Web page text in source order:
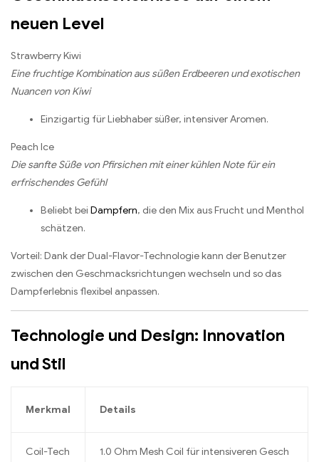
neuen Level
Strawberry Kiwi
Eine fruchtige Kombination aus süßen Erdbeeren und exotischen
Nuancen von Kiwi
Einzigartig für Liebhaber süßer, intensiver Aromen.
Peach Ice
Die sanfte Süße von Pfirsichen mit einer kühlen Note für ein
erfrischendes Gefühl
Beliebt bei Dampfern, die den Mix aus Frucht und Menthol
schätzen.
Vorteil: Dank der Dual-Flavor-Technologie kann der Benutzer
zwischen den Geschmacksrichtungen wechseln und so das
Dampferlebnis flexibel anpassen.
Technologie und Design: Innovation
und Stil
Merkmal Details
Coil-Tech
1.0 Ohm Mesh Coil für intensiveren Gesch